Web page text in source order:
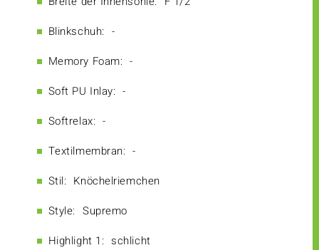
Blinkschuh: -
Memory Foam: -
Soft PU Inlay: -
Softrelax: -
Textilmembran: -
Stil: Knöchelriemchen
Style: Supremo
Highlight 1: schlicht